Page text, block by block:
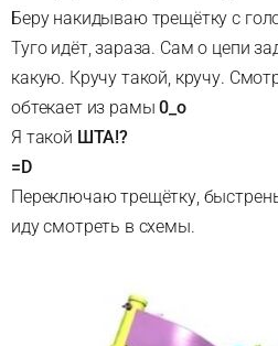
Беру накидываю трещётку с
Туго идёт, зараза. Сам о цепи
какую. Кручу такой, кручу.
обтекает из рамы0_о
Я такой ШТА!?
=D
Переключаю трещётку,
иду смотреть в схемы.